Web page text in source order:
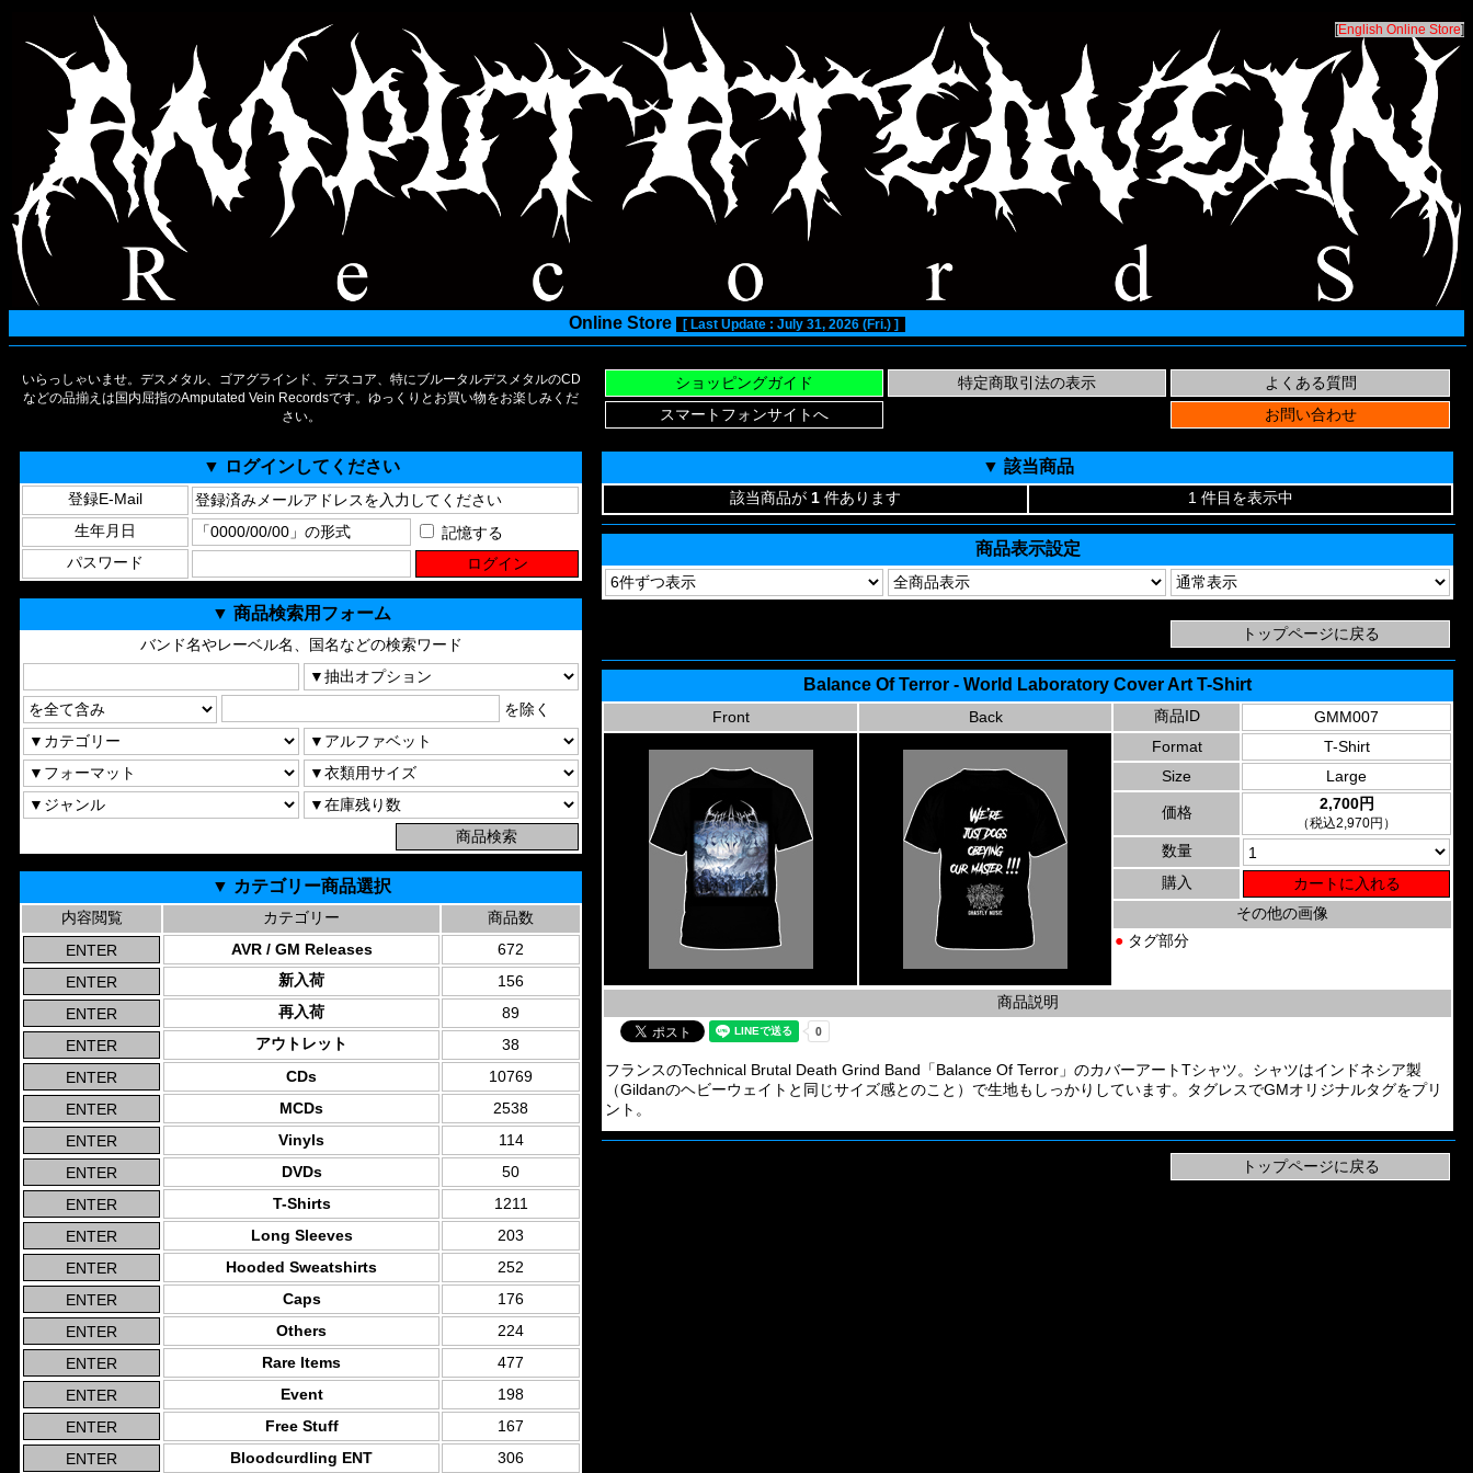
[English Online Store]
Online Store [ Last Update : July 31, 2026 (Fri.) ]
いらっしゃいませ。デスメタル、ゴアグラインド、デスコア、特にブルータルデスメタルのCD
などの品揃えは国内屈指のAmputated Vein Recordsです。ゆっくりとお買い物をお楽しみくだ
さい。
▼ ログインしてください
登録E-Mail
生年月日
記憶する
パスワード
▼ 商品検索用フォーム
バンド名やレーベル名、国名などの検索ワード
を除く
▼ カテゴリー商品選択
内容閲覧 カテゴリー
商品数
AVR / GM Releases
672
新入荷
156
再入荷
89
アウトレット
38
CDs
10769
MCDs
2538
Vinyls
114
DVDs
50
T-Shirts
1211
Long Sleeves
203
Hooded Sweatshirts
252
Caps
176
Others
224
Rare Items
477
Event
198
Free Stuff
167
Bloodcurdling ENT
306
▼ 該当商品
該当商品が 1 件あります 1 件目を表示中
商品表示設定
Balance Of Terror - World Laboratory Cover Art T-Shirt
Front Back 商品ID
GMM007
Format
T-Shirt
Size
Large
価格 2,700円
（税込2,970円）
数量
購入
その他の画像
● タグ部分
商品説明
フランスのTechnical Brutal Death Grind Band「Balance Of Terror」のカバーアートTシャツ。シャツはインドネシア製
（Gildanのヘビーウェイトと同じサイズ感とのこと）で生地もしっかりしています。タグレスでGMオリジナルタグをプリ
ント。